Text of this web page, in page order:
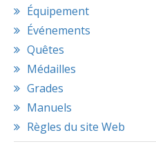
Équipement
Événements
Quêtes
Médailles
Grades
Manuels
Règles du site Web